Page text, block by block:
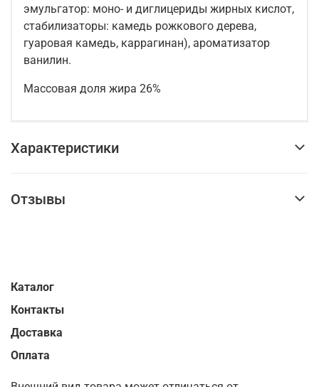
эмульгатор: моно- и диглицериды жирных кислот,
стабилизаторы: камедь рожкового дерева,
гуаровая камедь, каррагинан), ароматизатор
ванилин.
Массовая доля жира 26%
Характеристики
Отзывы
Каталог
Контакты
Доставка
Оплата